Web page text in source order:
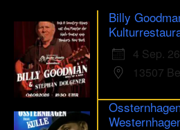
Billy
4 Sep. 26
13507